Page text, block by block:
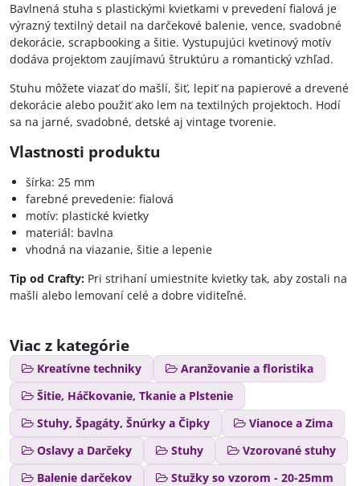
Bavlnená stuha s plastickými kvietkami v prevedení fialová je
výrazný textilný detail na darčekové balenie, vence, svadobné
dekorácie, scrapbooking a šitie. Vystupujúci kvetinový motív
dodáva projektom zaujímavú štruktúru a romantický vzhľad.
Stuhu môžete viazať do mašlí, šiť, lepiť na papierové a drevené
dekorácie alebo použiť ako lem na textilných projektoch. Hodí
sa na jarné, svadobné, detské aj vintage tvorenie.
Vlastnosti produktu
šírka: 25 mm
farebné prevedenie: fialová
motív: plastické kvietky
materiál: bavlna
vhodná na viazanie, šitie a lepenie
Tip od Crafty: Pri strihaní umiestnite kvietky tak, aby zostali na
mašli alebo lemovaní celé a dobre viditeľné.
Viac z kategórie
Kreatívne techniky
Aranžovanie a floristika
Šitie, Háčkovanie, Tkanie a Plstenie
Stuhy, Špagáty, Šnúrky a Čipky
Vianoce a Zima
Oslavy a Darčeky
Stuhy
Vzorované stuhy
Balenie darčekov
Stužky so vzorom - 20-25mm